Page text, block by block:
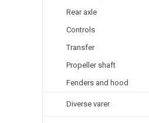
Rear axle
Controls
Transfer
Propeller shaft
Fenders and hood
Diverse varer